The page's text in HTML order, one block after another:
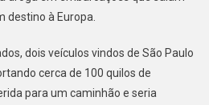
destino à Europa.
dois veículos vindos de São Paulo
cerca de 100 quilos de
para um caminhão e seria